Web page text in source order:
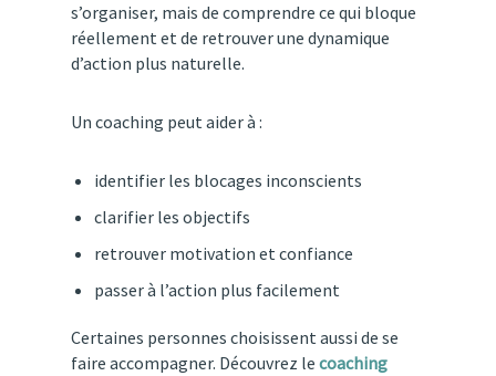
s’organiser, mais de comprendre ce qui bloque
réellementetde retrouverune dynamique
d’action plus naturelle.
Un coaching peutaiderà :
identifier les blocages inconscients
clarifier les objectifs
retrouver motivation etconfiance
passerà l’action plus facilement
Certaines personnes choisissent aussi de se
faire accompagner. Découvrez le coaching